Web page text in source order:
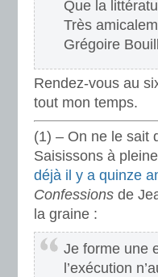
Que la
Très
Grégoire
Rendez-vous au
tout mon temps.
(1) – On ne le sait
Saisissons à
déjà il y a quinze
Confessions de
la graine :
Je forme une
l’exécution